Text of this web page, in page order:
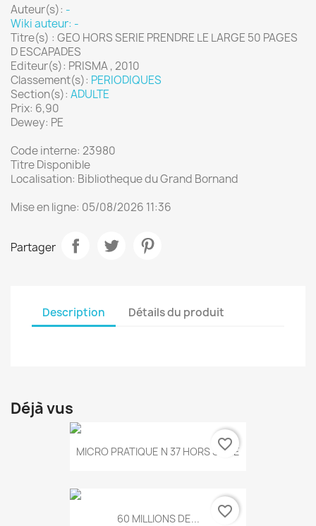
Auteur(s): -
Wiki auteur: -
Titre(s) : GEO HORS SERIE PRENDRE LE LARGE 50 PAGES
D ESCAPADES
Editeur(s): PRISMA , 2010
Classement(s): PERIODIQUES
Section(s): ADULTE
Prix: 6,90
Dewey: PE
Code interne: 23980
Titre Disponible
Localisation: Bibliotheque du Grand Bornand
Mise en ligne: 05/08/2026 11:36
Partager
Description Détails du produit
Déjà vus
MICRO PRATIQUE N 37 HORS SERIE
favorite_border
60 MILLIONS DE... favorite_border